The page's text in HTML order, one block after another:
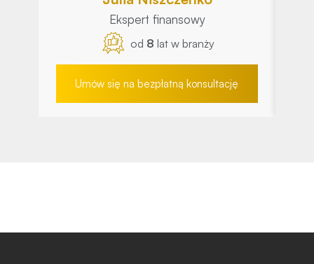
Ekspert finansowy
od 8 lat w branży
Umów się na bezpłatną konsultację